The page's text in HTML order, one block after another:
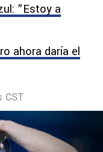
"Estoy a
ahora daría el
CST